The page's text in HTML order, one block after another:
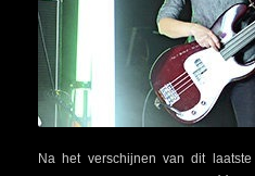
Na het verschijnen van dit